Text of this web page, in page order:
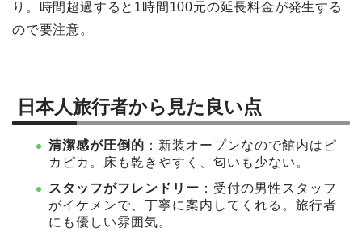
り。時間超過すると1時間100元の延長料金が発生する
ので要注意。
日本人旅行者から見た良い点
清潔感が圧倒的 ：新装オープンなので館内はピ
カピカ。床も乾きやすく、匂いも少ない。
スタッフがフレンドリー ：受付の男性スタッフ
がイケメンで、丁寧に案内してくれる。旅行者
にも優しい雰囲気。